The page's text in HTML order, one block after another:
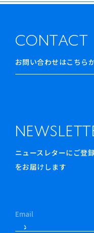
CONTACT
お問い合わせはこちら
ニュースレターにご登
をお届けします